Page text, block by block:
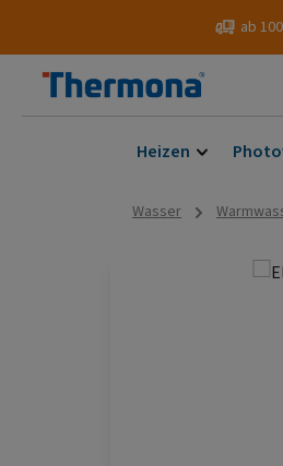
Zur Hauptnavigation springen
ab
Heizen
Wasser
Bildergalerie